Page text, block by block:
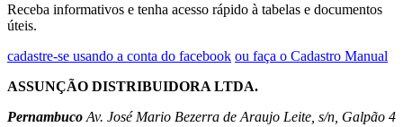
Receba informativos e tenha acesso rápido à tabelas e documentos
úteis.
cadastre-se usando a conta do facebook ou faça o Cadastro Manual
ASSUNÇÃO DISTRIBUIDORA LTDA.
Pernambuco Av. José Mario Bezerra de Araujo Leite, s/n, Galpão 4